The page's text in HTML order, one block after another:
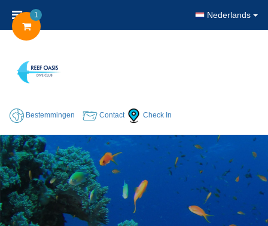
Nederlands
Bestemmingen Contact Check In
1